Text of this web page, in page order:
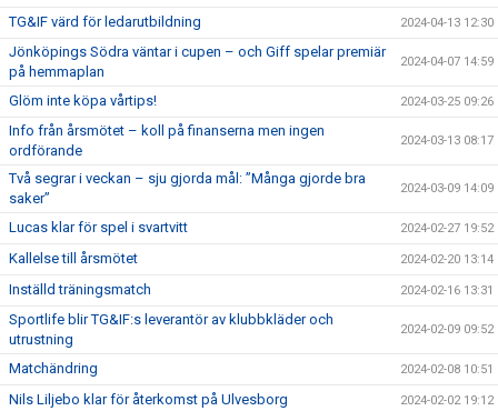
TG&IF värd för ledarutbildning 2024-04-13 12:30
Jönköpings Södra väntar i cupen – och Giff spelar premiär
på hemmaplan
2024-04-07 14:59
Glöm inte köpa vårtips! 2024-03-25 09:26
Info från årsmötet – koll på finanserna men ingen
ordförande
2024-03-13 08:17
Två segrar i veckan – sju gjorda mål: ”Många gjorde bra
saker”
2024-03-09 14:09
Lucas klar för spel i svartvitt 2024-02-27 19:52
Kallelse till årsmötet 2024-02-20 13:14
Inställd träningsmatch 2024-02-16 13:31
Sportlife blir TG&IF:s leverantör av klubbkläder och
utrustning
2024-02-09 09:52
Matchändring 2024-02-08 10:51
Nils Liljebo klar för återkomst på Ulvesborg 2024-02-02 19:12